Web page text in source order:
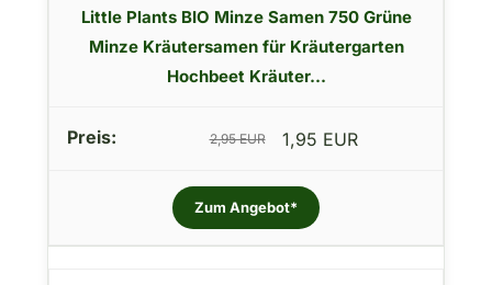
Little Plants BIO Minze Samen 750 Grüne
Minze Kräutersamen für Kräutergarten
Hochbeet Kräuter...
2,95 EUR 1,95 EUR
Zum Angebot*